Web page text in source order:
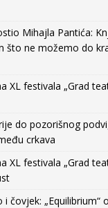
Mihajla Pantića:
što ne možemo do
XL festivala „Grad
do pozorišnog
crkava
XL festivala „Grad
i čovjek: „Equilibrium“